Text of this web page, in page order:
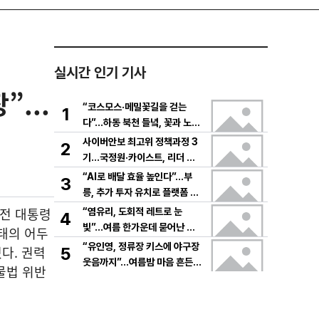
”...
대통령
의 어두
. 권력
법 위반
실시간 인기 기사
1
“코스모스·메밀꽃길을 걷는
다”…하동 북천 들녘, 꽃과 노래
로 물드는 가을의 하루
2
사이버안보 최고위 정책과정 3
기…국정원·카이스트, 리더 안
보역량 키운다
3
“AI로 배달 효율 높인다”…부
릉, 추가 투자 유치로 플랫폼 혁
신 가속
4
“염유리, 도회적 레트로 눈
빛”…여름 한가운데 묻어난 자
유의 감각→팬들 궁금증 증폭
5
“유인영, 정류장 키스에 야구장
웃음까지”…여름밤 마음 흔든